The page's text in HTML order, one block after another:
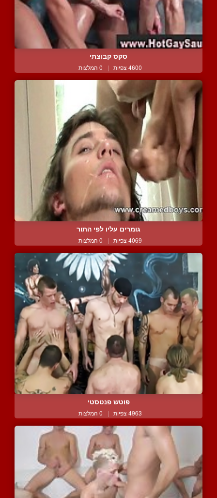
סקס קבוצתי
4600 צפיות | 0 המלצות
גומרים עליו לפי התור
4069 צפיות | 0 המלצות
פוטש פנטסטי
4963 צפיות | 0 המלצות